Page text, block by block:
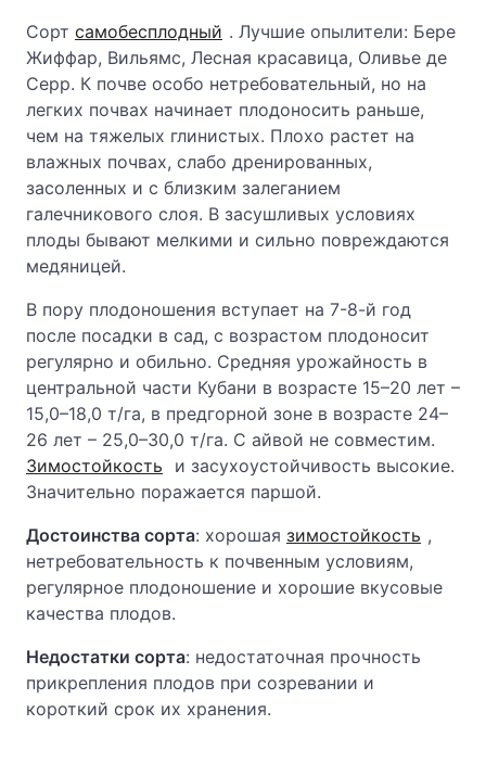
Сорт самобесплодный . Лучшие опылители: Бере
Жиффар, Вильямс, Лесная красавица, Оливье де
Серр. К почве особо нетребовательный, но на
легких почвах начинает плодоносить раньше,
чем на тяжелых глинистых. Плохо растет на
влажных почвах, слабо дренированных,
засоленных и с близким залеганием
галечникового слоя. В засушливых условиях
плоды бывают мелкими и сильно повреждаются
медяницей.
В пору плодоношения вступает на 7-8-й год
после посадки в сад, с возрастом плодоносит
регулярно и обильно. Средняя урожайность в
центральной части Кубани в возрасте 15–20 лет –
15,0–18,0 т/га, в предгорной зоне в возрасте 24–
26 лет – 25,0–30,0 т/га. С айвой не совместим.
Зимостойкость
и засухоустойчивость высокие.
Значительно поражается паршой.
Достоинства сорта: хорошая зимостойкость ,
нетребовательность к почвенным условиям,
регулярное плодоношение и хорошие вкусовые
качества плодов.
Недостатки сорта: недостаточная прочность
прикрепления плодов при созревании и
короткий срок их хранения.